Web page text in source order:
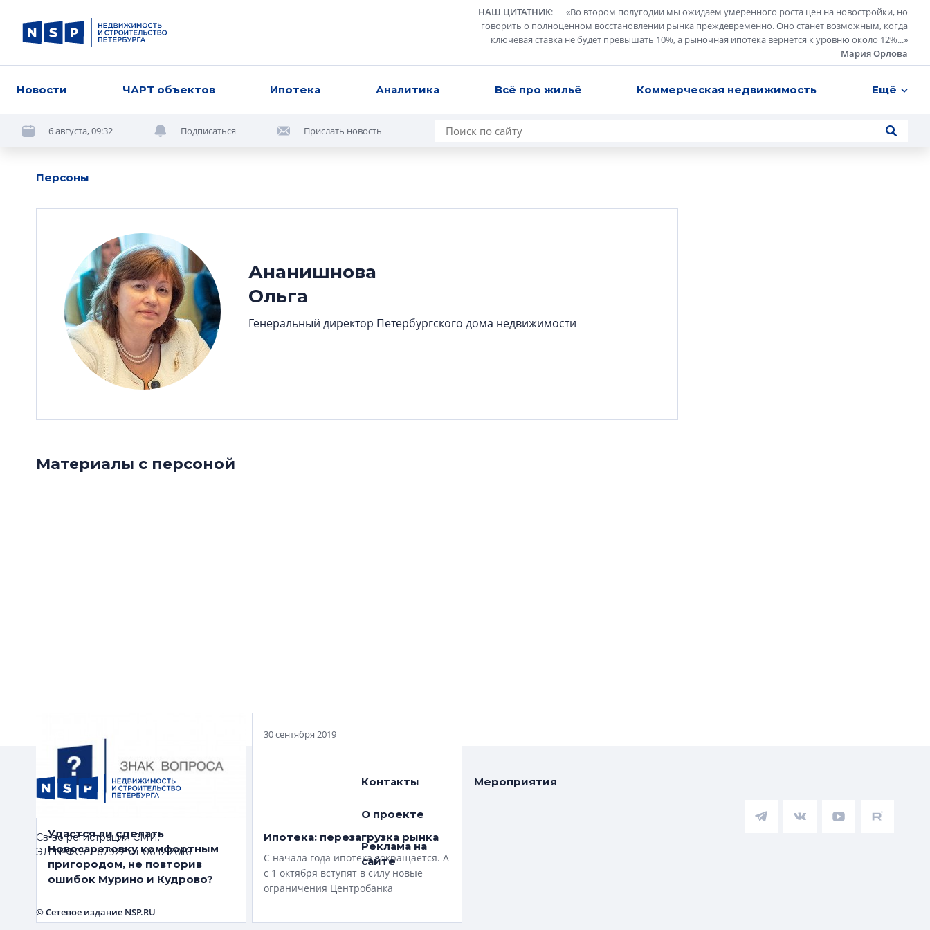
НАШ ЦИТАТНИК: «Во втором полугодии мы ожидаем умеренного роста цен на новостройки, но
говорить о полноценном восстановлении рынка преждевременно. Оно станет возможным, когда
ключевая ставка не будет превышать 10%, а рыночная ипотека вернется к уровню около 12%...»
Мария Орлова
Новости ЧАРТ объектов Ипотека Аналитика Всё про жильё Коммерческая недвижимость Ещё
6 августа, 09:32 Подписаться Прислать новость
Персоны
Ананишнова
Ольга
Генеральный директор Петербургского дома недвижимости
Материалы с персоной
Удастся ли сделать
Новосаратовку комфортным
пригородом, не повторив
ошибок Мурино и Кудрово?
30 сентября 2019
Ипотека: перезагрузка рынка
С начала года ипотека сокращается. А
с 1 октября вступят в силу новые
ограничения Центробанка
Св-во регистрации СМИ:
ЭЛ №ФС77-67922 от 06.12.2016
Контакты
О проекте
Реклама на
сайте
Мероприятия
© Сетевое издание NSP.RU